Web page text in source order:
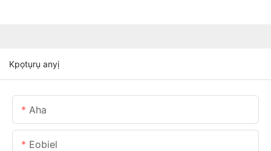
Kpọtụrụ anyị
Aha
Eobiel